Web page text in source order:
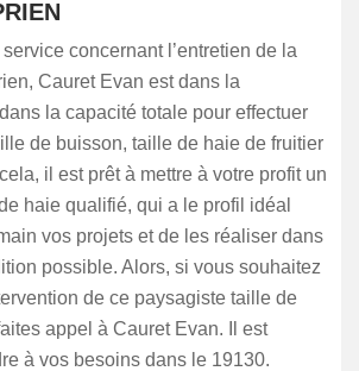
concernant l’entretien de la
Cauret Evan est dans la
la capacité totale pour effectuer
de buisson, taille de haie de fruitier
il est prêt à mettre à votre profit un
haie qualifié, qui a le profil idéal
vos projets et de les réaliser dans
possible. Alors, si vous souhaitez
de ce paysagiste taille de
appel à Cauret Evan. Il est
à vos besoins dans le 19130.